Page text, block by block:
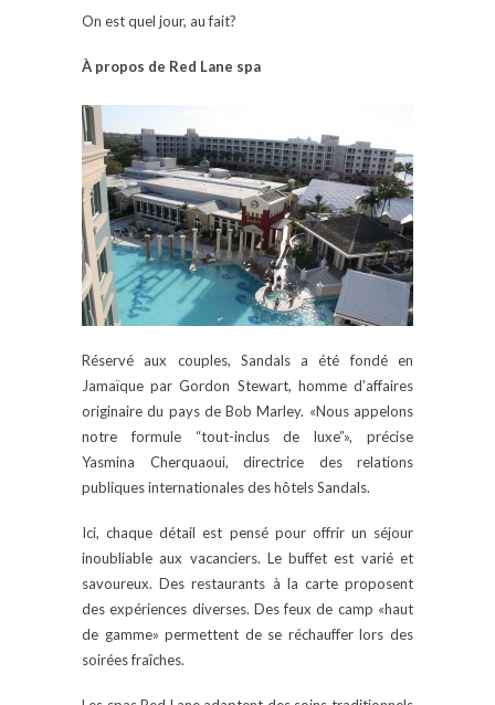
On est quel jour, au fait?
À propos de Red Lane spa
Réservé aux couples, Sandals a été fondé en
Jamaïque par Gordon Stewart, homme d’affaires
originaire du pays de Bob Marley. «Nous appelons
notre formule “tout-inclus de luxe”», précise
Yasmina Cherquaoui, directrice des relations
publiques internationales des hôtels Sandals.
Ici, chaque détail est pensé pour offrir un séjour
inoubliable aux vacanciers. Le buffet est varié et
savoureux. Des restaurants à la carte proposent
des expériences diverses. Des feux de camp «haut
de gamme» permettent de se réchauffer lors des
soirées fraîches.